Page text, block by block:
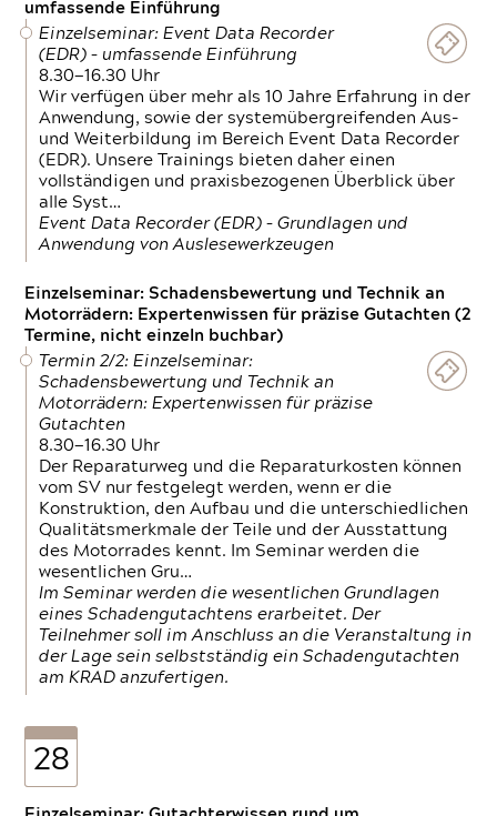
umfassende Einführung
Einzelseminar: Event Data Recorder
(EDR) – umfassende Einführung
8.30—16.30 Uhr
Wir verfügen über mehr als 10 Jahre Erfahrung in der
Anwendung, sowie der systemübergreifenden Aus-
und Weiterbildung im Bereich Event Data Recorder
(EDR). Unsere Trainings bieten daher einen
vollständigen und praxisbezogenen Überblick über
alle Syst…
Event Data Recorder (EDR) – Grundlagen und
Anwendung von Auslesewerkzeugen
Einzelseminar: Schadensbewertung und Technik an
Motorrädern: Expertenwissen für präzise Gutachten (2
Termine, nicht einzeln buchbar)
Termin 2/2: Einzelseminar:
Schadensbewertung und Technik an
Motorrädern: Expertenwissen für präzise
Gutachten
8.30—16.30 Uhr
Der Reparaturweg und die Reparaturkosten können
vom SV nur festgelegt werden, wenn er die
Konstruktion, den Aufbau und die unterschiedlichen
Qualitätsmerkmale der Teile und der Ausstattung
des Motorrades kennt. Im Seminar werden die
wesentlichen Gru…
Im Seminar werden die wesentlichen Grundlagen
eines Schadengutachtens erarbeitet. Der
Teilnehmer soll im Anschluss an die Veranstaltung in
der Lage sein selbstständig ein Schadengutachten
am KRAD anzufertigen.
28